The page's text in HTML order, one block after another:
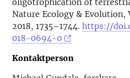
oligotrophication of
Nature Ecology & Evolution,
2018, 1735–1744. https://
018-0694-0
Kontaktperson